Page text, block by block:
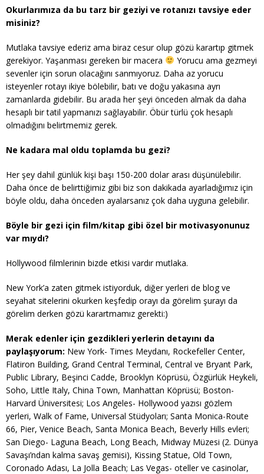
Okurlarımıza da bu tarz bir geziyi ve rotanızı tavsiye eder
misiniz?
Mutlaka tavsiye ederiz ama biraz cesur olup gözü karartıp gitmek
gerekiyor. Yaşanması gereken bir macera
Yorucu ama gezmeyi
sevenler için sorun olacağını sanmıyoruz. Daha az yorucu
isteyenler rotayı ikiye bölebilir, batı ve doğu yakasına ayrı
zamanlarda gidebilir. Bu arada her şeyi önceden almak da daha
hesaplı bir tatil yapmanızı sağlayabilir. Öbür türlü çok hesaplı
olmadığını belirtmemiz gerek.
Ne kadara mal oldu toplamda bu gezi?
Her şey dahil günlük kişi başı 150-200 dolar arası düşünülebilir.
Daha önce de belirttiğimiz gibi biz son dakikada ayarladığımız için
böyle oldu, daha önceden ayalarsanız çok daha uyguna gelebilir.
Böyle bir gezi için film/kitap gibi özel bir motivasyonunuz
var mıydı?
Hollywood filmlerinin bizde etkisi vardır mutlaka.
New York’a zaten gitmek istiyorduk, diğer yerleri de blog ve
seyahat sitelerini okurken keşfedip orayı da görelim şurayı da
görelim derken gözü karartmamız gerekti:)
Merak edenler için gezdikleri yerlerin detayını da
paylaşıyorum: New York- Times Meydanı, Rockefeller Center,
Flatiron Building, Grand Central Terminal, Central ve Bryant Park,
Public Library, Beşinci Cadde, Brooklyn Köprüsü, Özgürlük Heykeli,
Soho, Little Italy, China Town, Manhattan Köprüsü; Boston-
Harvard Üniversitesi; Los Angeles- Hollywood yazısı gözlem
yerleri, Walk of Fame, Universal Stüdyoları; Santa Monica-Route
66, Pier, Venice Beach, Santa Monica Beach, Beverly Hills evleri;
San Diego- Laguna Beach, Long Beach, Midway Müzesi (2. Dünya
Savaşı’ndan kalma savaş gemisi), Kissing Statue, Old Town,
Coronado Adası, La Jolla Beach; Las Vegas- oteller ve casinolar,